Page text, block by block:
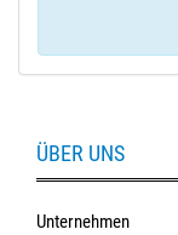
ÜBER UNS
Unternehmen